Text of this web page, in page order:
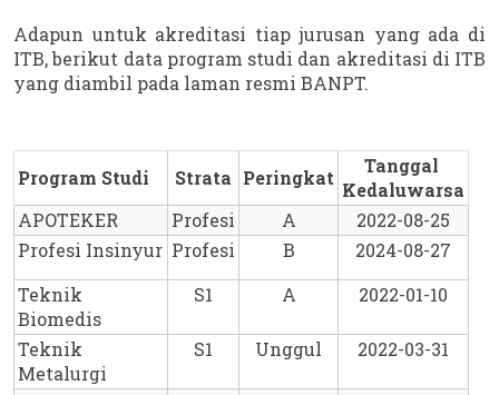
Adapun untuk akreditasi tiap jurusan yang ada di
ITB, berikut data program studi dan akreditasi di ITB
yang diambil pada laman resmi BANPT.
Program Studi Strata Peringkat
Tanggal
Kedaluwarsa
APOTEKER
Profesi A
2022-08-25
Profesi Insinyur Profesi B
2024-08-27
Teknik
Biomedis
S1 A 2022-01-10
Teknik
Metalurgi
S1 Unggul 2022-03-31